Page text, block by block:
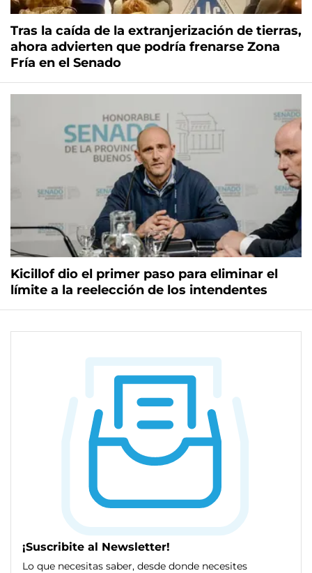
Tras la caída de la extranjerización de tierras,
ahora advierten que podría frenarse Zona
Fría en el Senado
Kicillof dio el primer paso para eliminar el
límite a la reelección de los intendentes
¡Suscribite al Newsletter!
Lo que necesitas saber, desde donde necesites